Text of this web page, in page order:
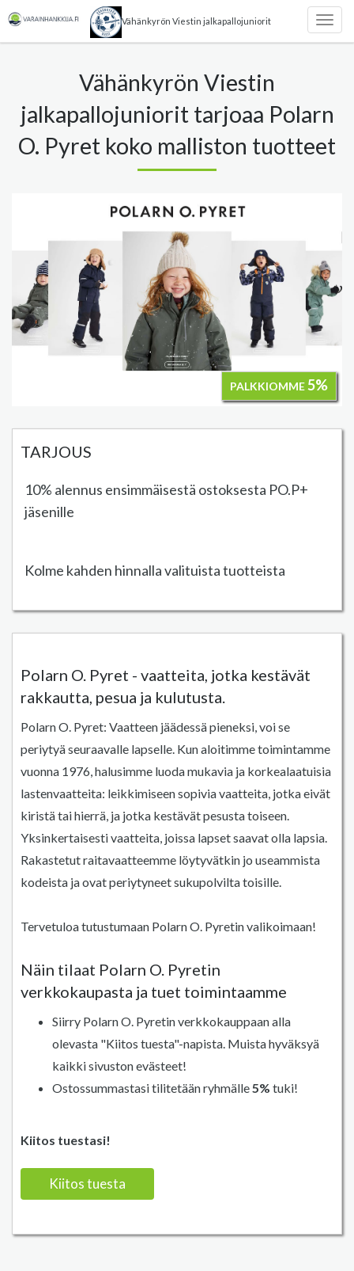
Vähänkyrön Viestin jalkapallojuniorit
Vähänkyrön Viestin
jalkapallojuniorit tarjoaa Polarn
O. Pyret koko malliston tuotteet
PALKKIOMME5%
TARJOUS
10% alennus ensimmäisestä ostoksesta PO.P+
jäsenille
Kolme kahden hinnalla valituista tuotteista
Polarn O. Pyret - vaatteita, jotka kestävät
rakkautta, pesua ja kulutusta.
Polarn O. Pyret: Vaatteen jäädessä pieneksi, voi se
periytyä seuraavalle lapselle. Kun aloitimme toimintamme
vuonna 1976, halusimme luoda mukavia ja korkealaatuisia
lastenvaatteita: leikkimiseen sopivia vaatteita, jotka eivät
kiristä tai hierrä, ja jotka kestävät pesusta toiseen.
Yksinkertaisesti vaatteita, joissa lapset saavat olla lapsia.
Rakastetut raitavaatteemme löytyvätkin jo useammista
kodeista ja ovat periytyneet sukupolvilta toisille.
Tervetuloa tutustumaan Polarn O. Pyretin valikoimaan!
Näin tilaat Polarn O. Pyretin
verkkokaupasta ja tuet toimintaamme
Siirry Polarn O. Pyretin verkkokauppaan alla
olevasta "Kiitos tuesta"-napista. Muista hyväksyä
kaikki sivuston evästeet!
Ostossummastasi tilitetään ryhmälle 5% tuki!
Kiitos tuestasi!
Kiitos tuesta